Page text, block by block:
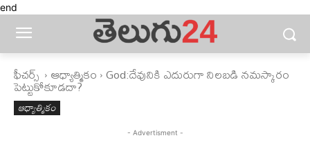
end
ఫీచ‌ర్స్ ‌ ఆధ్యాత్మికం God:దేవునికి ఎదురుగా నిలబడి నమస్కారం
పెట్టుకోకూడదా?
ఆధ్యాత్మికం
- Advertisment -